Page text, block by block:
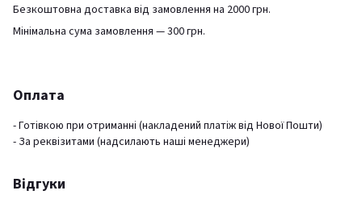
Безкоштовна доставка від замовлення на 2000 грн.
Мінімальна сума замовлення — 300 грн.
Оплата
- Готівкою при отриманні (накладений платіж від Нової Пошти)
- За реквізитами (надсилають наші менеджери)
Відгуки